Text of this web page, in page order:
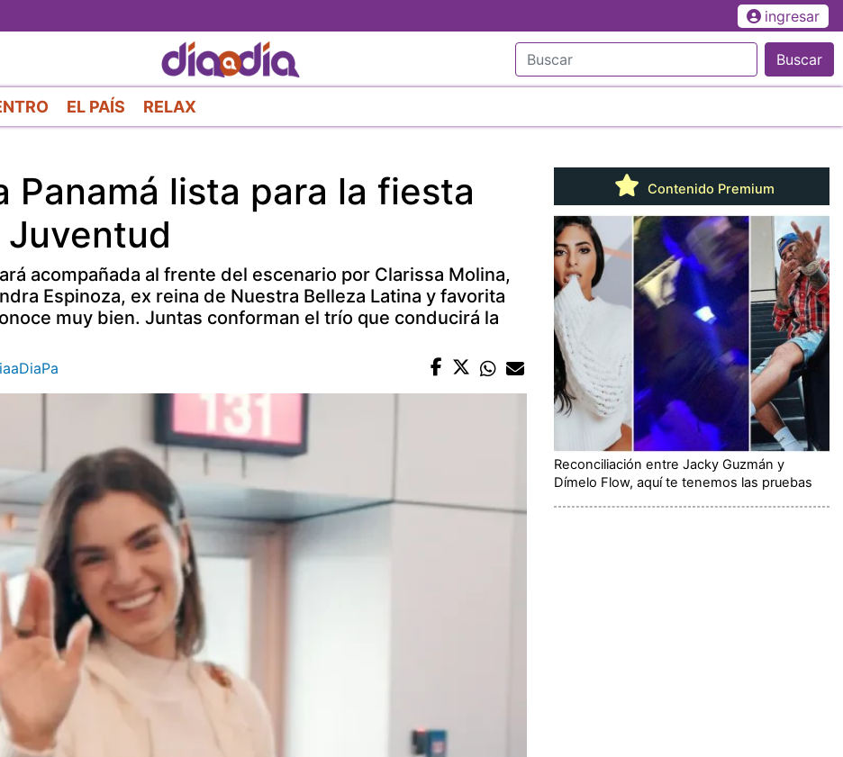
al
contenido
principal
ingresar
Buscar
EL PAÍS RELAX
Panamá lista para la fiesta
Juventud
acompañada al frente del escenario por Clarissa Molina,
Espinoza, ex reina de Nuestra Belleza Latina y favorita
muy bien. Juntas conforman el trío que conducirá la
Contenido Premium
Reconciliación entre Jacky Guzmán y
Dímelo Flow, aquí te tenemos las pruebas